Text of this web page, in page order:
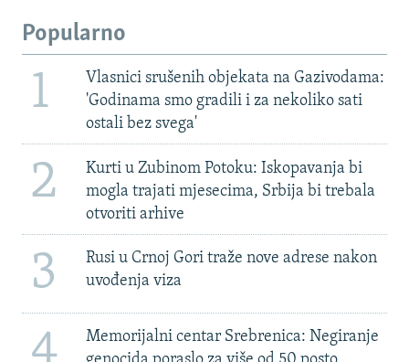
Popularno
1
Vlasnici srušenih objekata na Gazivodama:
'Godinama smo gradili i za nekoliko sati
ostali bez svega'
2
Kurti u Zubinom Potoku: Iskopavanja bi
mogla trajati mjesecima, Srbija bi trebala
otvoriti arhive
3
Rusi u Crnoj Gori traže nove adrese nakon
uvođenja viza
Memorijalni centar Srebrenica: Negiranje